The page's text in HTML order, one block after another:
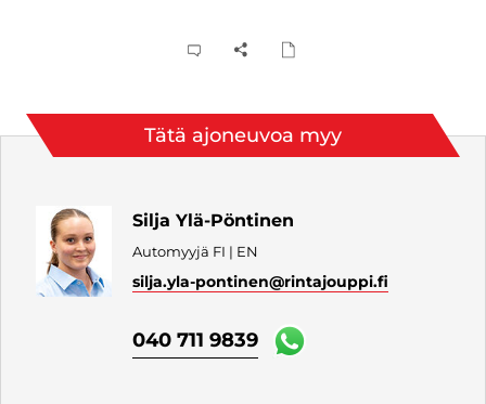
Tätä ajoneuvoa myy
Silja Ylä-Pöntinen
Automyyjä FI | EN
silja.yla-pontinen@rintajouppi.fi
040 711 9839